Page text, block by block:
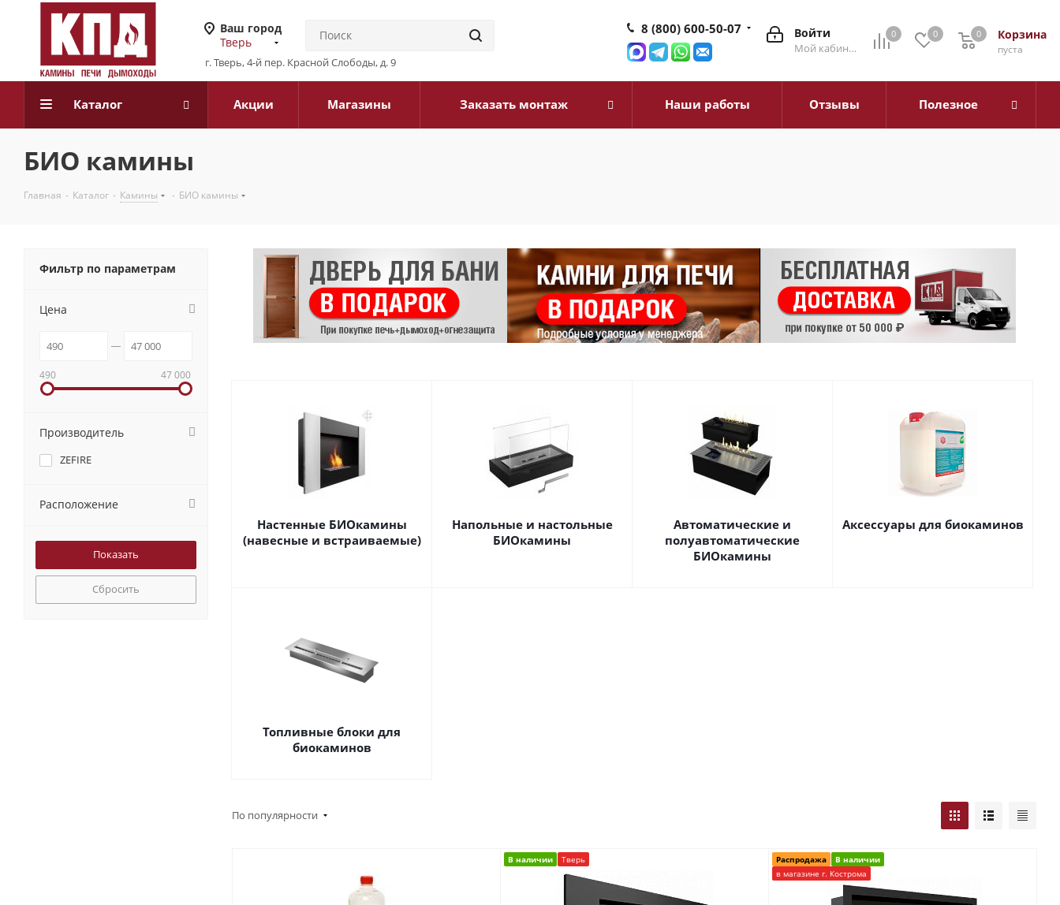
Ваш город
Тверь
г. Тверь, 4-й пер. Красной Слободы, д. 9
0 0 Корзина
0
пуста
0
Войти
Мой кабинет
8 (800) 600-50-07
Каталог Акции Магазины Заказать монтаж Наши работы Отзывы Полезное
БИО камины
Главная - Каталог - Камины - БИО камины
Настенные БИОкамины
(навесные и встраиваемые)
Напольные и настольные
БИОкамины
Автоматические и
полуавтоматические
БИОкамины
Аксессуары для биокаминов
Топливные блоки для
биокаминов
По популярности
В наличии Тверь Распродажа
В наличии
в магазине г. Кострома
Фильтр по параметрам
Цена
490 47 000
Производитель
ZEFIRE
Расположение
Сбросить